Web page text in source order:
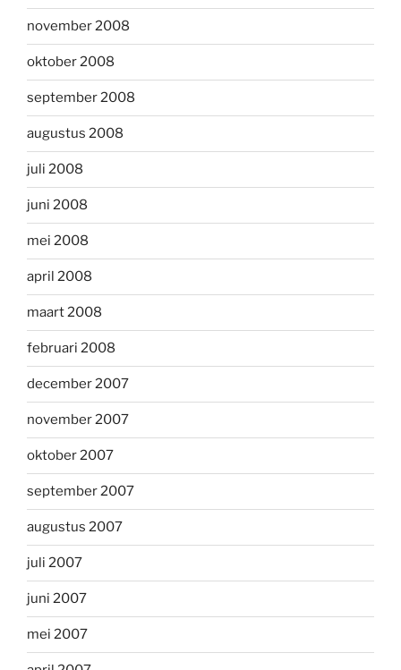
november 2008
oktober 2008
september 2008
augustus 2008
juli 2008
juni 2008
mei 2008
april 2008
maart 2008
februari 2008
december 2007
november 2007
oktober 2007
september 2007
augustus 2007
juli 2007
juni 2007
mei 2007